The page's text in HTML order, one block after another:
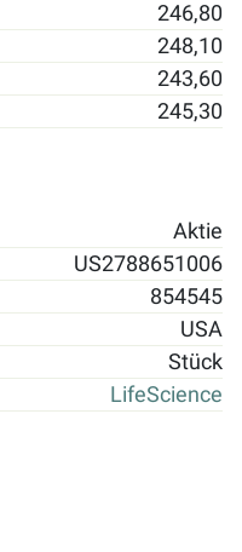
246,80
248,10
243,60
245,30
Aktie
US2788651006
854545
USA
Stück
LifeScience